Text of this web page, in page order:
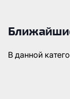
В данной